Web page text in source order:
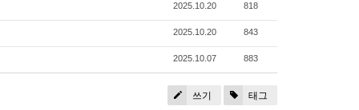
2025.10.20 818
2025.10.20 843
2025.10.07 883
쓰기 태그